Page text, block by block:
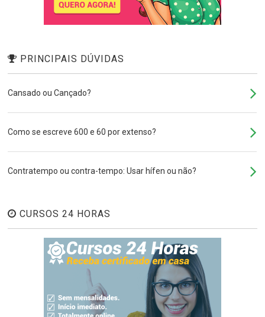
PRINCIPAIS DÚVIDAS
Cansado ou Cançado?
Como se escreve 600 e 60 por extenso?
Contratempo ou contra-tempo: Usar hífen ou não?
CURSOS 24 HORAS